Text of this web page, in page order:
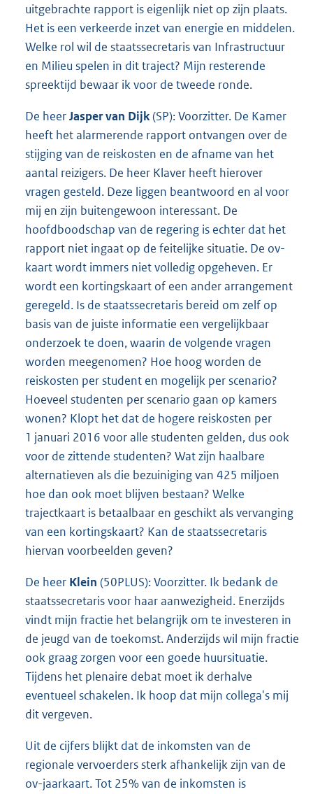
uitgebrachte rapport is eigenlijk niet op zijn plaats.
Het is een verkeerde inzet van energie en middelen.
Welke rol wil de staatssecretaris van Infrastructuur
en Milieu spelen in dit traject? Mijn resterende
spreektijd bewaar ik voor de tweede ronde.
De heerJasper van Dijk(SP): Voorzitter. De Kamer
heeft het alarmerende rapport ontvangen over de
stijging van de reiskosten en de afname van het
aantal reizigers. De heer Klaver heeft hierover
vragen gesteld. Deze liggen beantwoord en al voor
mij en zijn buitengewoon interessant. De
hoofdboodschap van de regering is echter dat het
rapport niet ingaat op de feitelijke situatie. De ov-
kaart wordt immers niet volledig opgeheven. Er
wordt een kortingskaart of een ander arrangement
geregeld. Is de staatssecretaris bereid om zelf op
basis van de juiste informatie een vergelijkbaar
onderzoek te doen, waarin de volgende vragen
worden meegenomen? Hoe hoog worden de
reiskosten per student en mogelijk per scenario?
Hoeveel studenten per scenario gaan op kamers
wonen? Klopt het dat de hogere reiskosten per
1 januari 2016 voor alle studenten gelden, dus ook
voor de zittende studenten? Wat zijn haalbare
alternatieven als die bezuiniging van 425 miljoen
hoe dan ook moet blijven bestaan? Welke
trajectkaart is betaalbaar en geschikt als vervanging
van een kortingskaart? Kan de staatssecretaris
hiervan voorbeelden geven?
De heer Klein (50PLUS): Voorzitter. Ik bedank de
staatssecretaris voor haar aanwezigheid. Enerzijds
vindt mijn fractie het belangrijk om te investeren in
de jeugd van de toekomst. Anderzijds wil mijn fractie
ook graag zorgen voor een goede huursituatie.
Tijdens het plenaire debat moet ik derhalve
eventueel schakelen. Ik hoop dat mijn collega's mij
dit vergeven.
Uit de cijfers blijkt dat de inkomsten van de
regionale vervoerders sterk afhankelijk zijn van de
ov-jaarkaart. Tot 25% van de inkomsten is